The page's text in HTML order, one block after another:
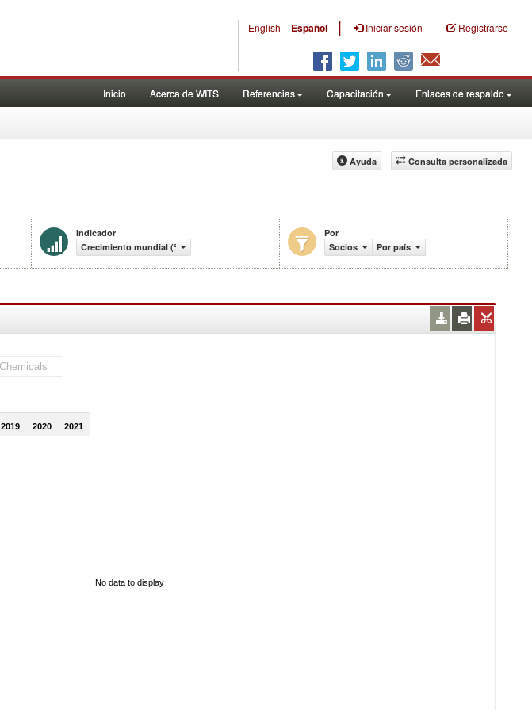
English Español | Iniciar sesión Registrarse
Inicio Acerca de WITS Referencias Capacitación Enlaces de respaldo
Consulta personalizada
Ayuda
Indicador
Crecimiento mundial (%)
Por
Socios
Por país
2019 2020 2021
No data to display